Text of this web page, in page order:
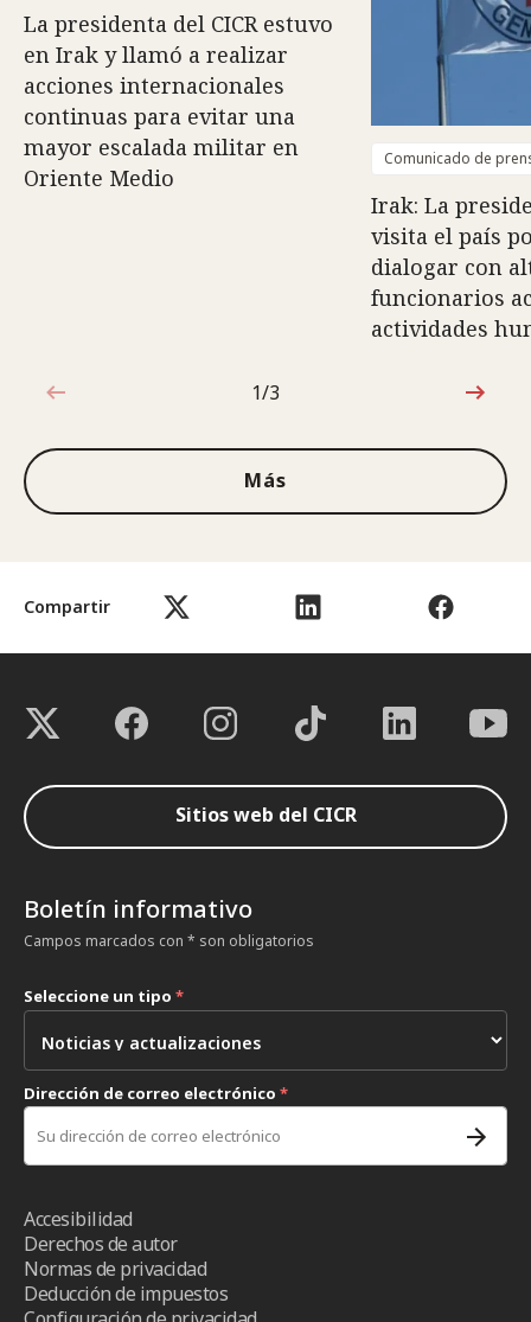
Compartir
La presidenta del CICR estuvo
en Irak y llamó a realizar
acciones internacionales
continuas para evitar una
mayor escalada militar en
Oriente Medio
Comunicado de
Irak: La
visita el país
dialogar con
funcionarios
actividades
1de3
1/3
Más
Sitios web del CICR
Boletín informativo
Campos marcados con * son obligatorios
Seleccione un tipo *
Dirección de correo electrónico *
Accesibilidad
Derechos de autor
Normas de privacidad
Deducción de impuestos